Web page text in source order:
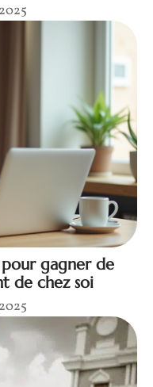
gagner de
de chez soi